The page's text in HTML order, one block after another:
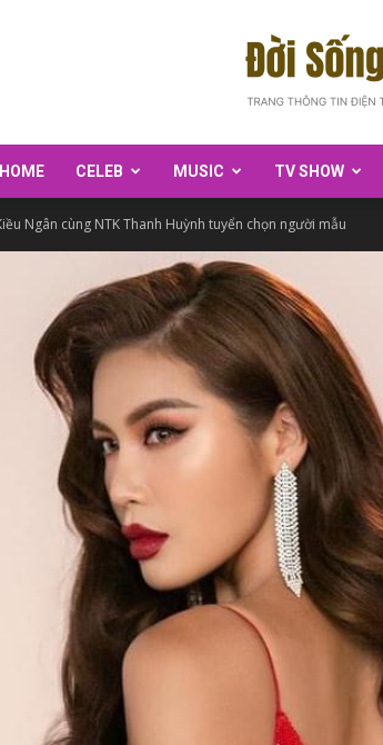
HOME CELEB MUSIC TV SHOW
Ngân cùng NTK Thanh Huỳnh tuyển chọn người mẫu